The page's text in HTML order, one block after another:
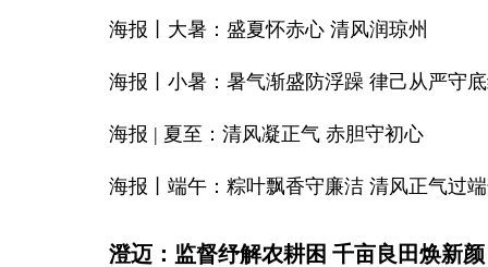
海报丨大暑：盛夏怀赤心 清风润琼州
海报丨小暑：暑气渐盛防浮躁 律己从严守
海报 | 夏至：清风凝正气 赤胆守初心
海报丨端午：粽叶飘香守廉洁 清风正气过
澄迈：监督纾解农耕困 千亩良田焕新颜